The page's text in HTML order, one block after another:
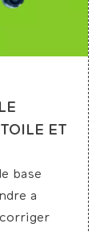
ET
base
a